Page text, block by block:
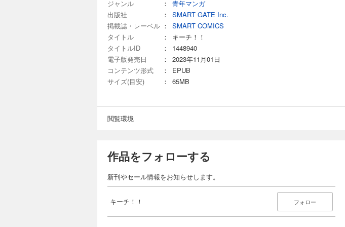
ジャンル
：
青年マンガ
出版社
：
SMART GATE Inc.
掲載誌・レーベル ：
SMART COMICS
タイトル
：
キーチ！！
タイトルID
：
1448940
電子版発売日
：
2023年11月01日
コンテンツ形式
：
EPUB
サイズ(目安)
： 65MB
閲覧環境
作品をフォローする
新刊やセール情報をお知らせします。
キーチ！！ フォロー